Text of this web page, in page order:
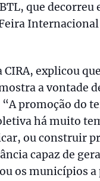
que decorreu
explicou
a vontade
promoção do
há muito
ou construir
capaz de
os municípios